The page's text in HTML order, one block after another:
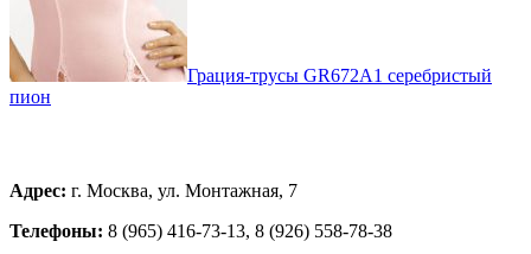
Грация-трусы GR672A1 серебристый
пион
Адрес: г. Москва, ул. Монтажная, 7
Телефоны: 8 (965) 416-73-13, 8 (926) 558-78-38